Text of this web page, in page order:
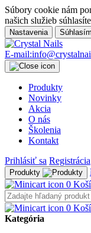
Súbory cookie nám
našich služieb
Nastavenia Súhlasím
E-mail:
Produkty
Novinky
Akcia
O nás
Školenia
Kontakt
Prihlásiť sa Registrácia
Produkty
0
0
Kategória